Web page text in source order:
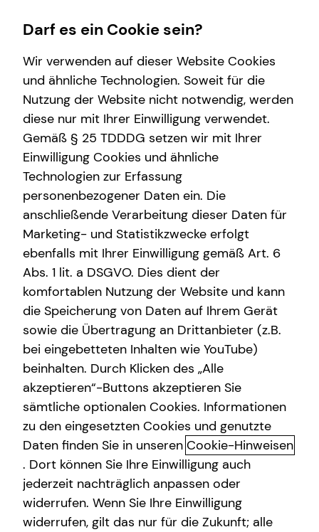
Wissenswertes
Über mich
Über tecis
Das ist tecis
Dürfen wir uns kurz vorstellen? Wir sind tecis – die
Finanzberatung deiner Generation – und begleiten dich
auf deinem Weg in eine finanziell selbstbestimmte
Zukunft. Altersvorsorge, Absicherung, Vermögensaufbau,
Immobilienfinanzierung – wir sind Ansprechpartner für
die finanziellen Fragen in deinem Leben.
Darf es ein Cookie sein?
Wir verwenden auf dieser Website Cookies
und ähnliche Technologien. Soweit für die
Nutzung der Website nicht notwendig, werden
diese nur mit Ihrer Einwilligung verwendet.
Gemäß § 25 TDDDG setzen wir mit Ihrer
Einwilligung Cookies und ähnliche
Technologien zur Erfassung
personenbezogener Daten ein. Die
anschließende Verarbeitung dieser Daten für
Marketing- und Statistikzwecke erfolgt
ebenfalls mit Ihrer Einwilligung gemäß Art. 6
Abs. 1 lit. a DSGVO. Dies dient der
komfortablen Nutzung der Website und kann
die Speicherung von Daten auf Ihrem Gerät
sowie die Übertragung an Drittanbieter (z.B.
bei eingebetteten Inhalten wie YouTube)
beinhalten. Durch Klicken des „Alle
akzeptieren“-Buttons akzeptieren Sie
sämtliche optionalen Cookies. Informationen
zu den eingesetzten Cookies und genutzte
Daten finden Sie in unseren Cookie-Hinweisen
. Dort können Sie Ihre Einwilligung auch
jederzeit nachträglich anpassen oder
widerrufen. Wenn Sie Ihre Einwilligung
widerrufen, gilt das nur für die Zukunft; alle